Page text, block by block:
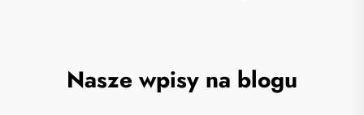
Nasze wpisy na blogu